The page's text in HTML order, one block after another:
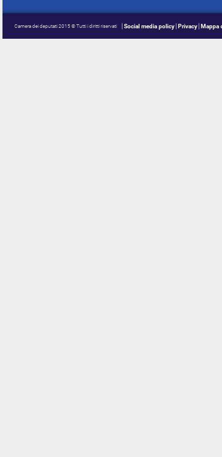
Camera dei deputati 2015 © Tutti i diritti riservati Social media policy Privacy Mappa